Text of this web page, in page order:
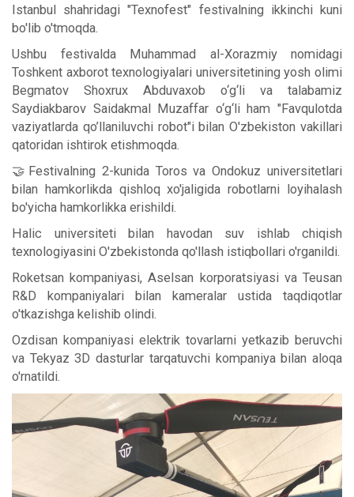
Istanbul shahridagi "Texnofest" festivalning ikkinchi kuni
bo'lib o'tmoqda.
Ushbu festivalda Muhammad al-Xorazmiy nomidagi
Toshkent axborot texnologiyalari universitetining yosh olimi
Begmatov Shoxrux Abduvaxob o‘g‘li va talabamiz
Saydiakbarov Saidakmal Muzaffar o‘g‘li ham "Favqulotda
vaziyatlarda qo’llaniluvchi robot"i bilan O'zbekiston vakillari
qatoridan ishtirok etishmoqda.
🤝Festivalning 2-kunida Toros va Ondokuz universitetlari
bilan hamkorlikda qishloq xo'jaligida robotlarni loyihalash
bo'yicha hamkorlikka erishildi.
Halic universiteti bilan havodan suv ishlab chiqish
texnologiyasini O'zbekistonda qo'llash istiqbollari o'rganildi.
Roketsan kompaniyasi, Aselsan korporatsiyasi va Teusan
R&D kompaniyalari bilan kameralar ustida taqdiqotlar
o'tkazishga kelishib olindi.
Ozdisan kompaniyasi elektrik tovarlarni yetkazib beruvchi
va Tekyaz 3D dasturlar tarqatuvchi kompaniya bilan aloqa
o'rnatildi.